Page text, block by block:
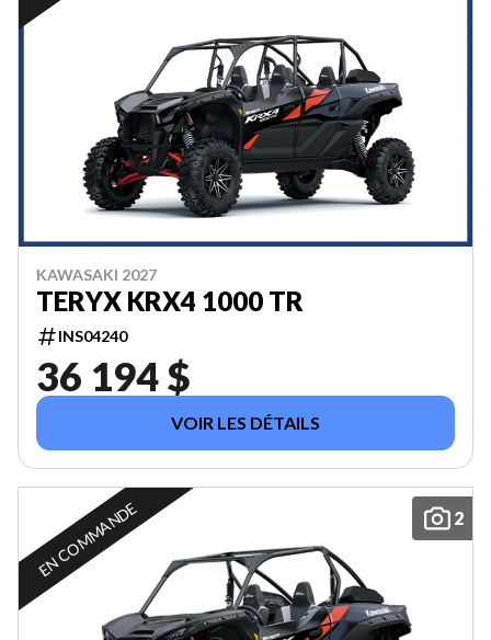
KAWASAKI 2027
TERYX KRX4 1000 TR
INS04240
36 194 $
VOIR LES DÉTAILS
2
EN COMMANDE